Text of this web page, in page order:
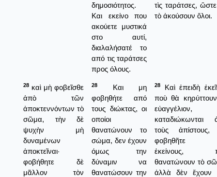
δημοσιότητος.
Και εκείνο που
ακούετε μυστικά
στο αυτί,
διαλαλήσατέ το
από τις ταράτσες
προς όλους.
τὶς ταράτσες,
τὸ ἀκούσουν ὅλοι.
28 καὶ μὴ φοβεῖσθε
ἀπὸ τῶν
ἀποκτεννόντων τὸ
σῶμα, τὴν δὲ
ψυχὴν μὴ
δυναμένων
ἀποκτεῖναι·
φοβήθητε δὲ
μᾶλλον τὸν
28
Και μη
φοβηθήτε από
τους διώκτας, οι
οποίοι
θανατώνουν το
σώμα, δεν έχουν
όμως την
δύναμιν να
θανατώσουν την
28
Καὶ ἐπειδὴ
ποὺ θὰ
εὐαγγέλιον,
καταδιώκωνται
τοὺς
φοβηθῆτε
ἐκείνους,
θανατώνουν τὸ
ἀλλὰ δὲν ἔχουν